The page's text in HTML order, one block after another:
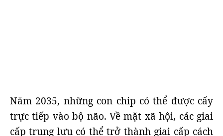
Năm 2035, những con chip có thể được cấy
trực tiếp vào bộ não. Về mặt xã hội, các giai
cấp trung lưu có thể trở thành giai cấp cách